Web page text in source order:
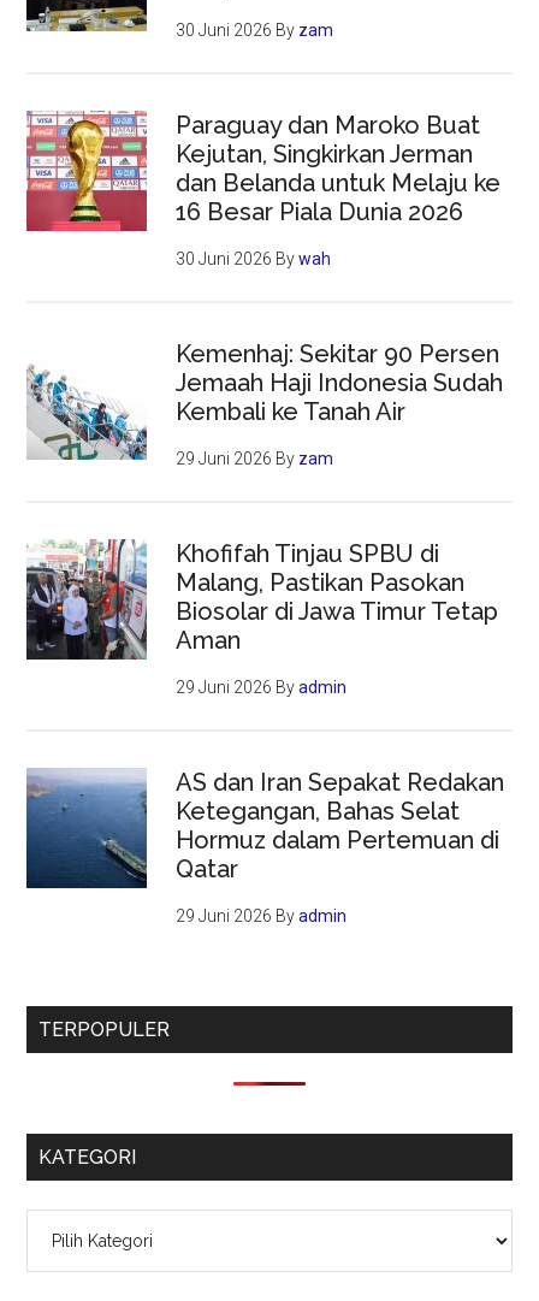
30 Juni 2026 By zam
Paraguay dan Maroko Buat
Kejutan, Singkirkan Jerman
dan Belanda untuk Melaju ke
16 Besar Piala Dunia 2026
30 Juni 2026 Bywah
Kemenhaj: Sekitar 90 Persen
Jemaah Haji Indonesia Sudah
Kembali ke Tanah Air
29 Juni 2026 By zam
Khofifah Tinjau SPBU di
Malang, Pastikan Pasokan
Biosolar di Jawa Timur Tetap
Aman
29 Juni 2026 Byadmin
AS dan Iran Sepakat Redakan
Ketegangan, Bahas Selat
Hormuz dalam Pertemuan di
Qatar
29 Juni 2026 Byadmin
TERPOPULER
KATEGORI